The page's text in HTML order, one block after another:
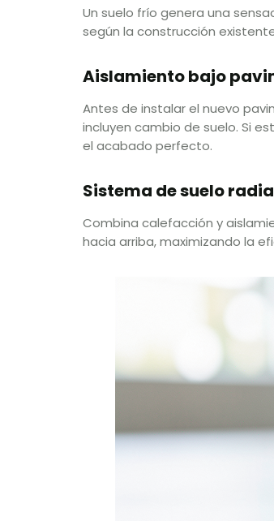
Un suelo frío genera una
según la construcción
Aislamiento bajo
Antes de instalar el nuevo
incluyen cambio de suelo. Si
el acabado perfecto.
Sistema de suelo
Combina calefacción y
hacia arriba, maximizando la